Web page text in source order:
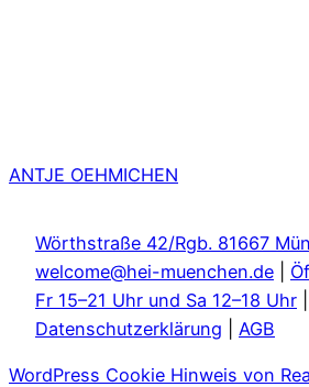
ANTJE OEHMICHEN
Wörthstraße 42/Rgb. 81667
welcome@hei-muenchen.de
Fr 15–21 Uhr und Sa 12–18 Uhr
Datenschutzerklärung
AGB
WordPress Cookie Hinweis von